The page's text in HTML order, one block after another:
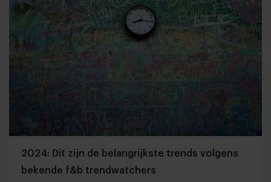
2024: Dit zijn de belangrijkste trends volgens
bekende f&b trendwatchers